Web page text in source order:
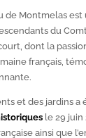
de Montmelas
du
dont la
français,
et des jardins a
le 29 juin
ainsi que